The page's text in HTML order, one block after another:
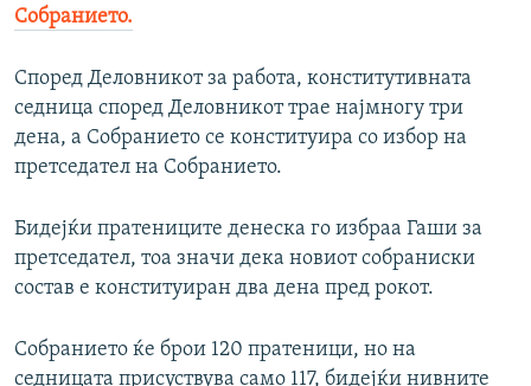
Собранието.
Според Деловникот за работа, конститутивната
седница според Деловникот трае најмногу три
дена, а Собранието се конституира со избор на
претседател на Собранието.
Бидејќи пратениците денеска го избраа Гаши за
претседател, тоа значи дека новиот собраниски
состав е конституиран два дена пред рокот.
Собранието ќе брои 120 пратеници, но на
седницата присуствува само 117, бидејќи нивните